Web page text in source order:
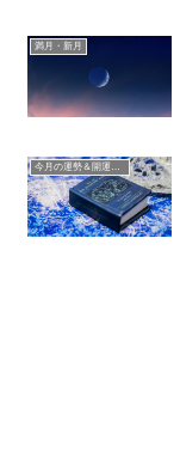
満月・新月